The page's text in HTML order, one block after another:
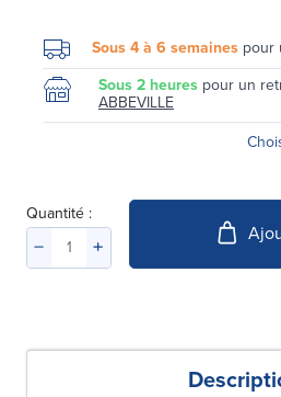
Sous 4 à 6 semaines pour
Sous 2 heures pour un
ABBEVILLE
Quantité :